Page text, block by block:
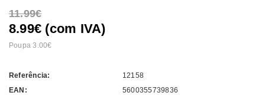
11.99
8.99€ (com IVA)
Poupa 3.00
Referência:
12158
EAN:
5600355739836